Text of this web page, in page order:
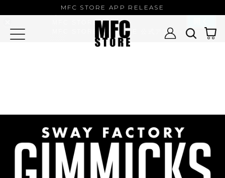
MFC STORE APP RELEASE
MFC STORE
MFC STORE/EXAMPLE 公式アプリ -
Google Play